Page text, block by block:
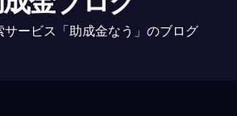
サービス「助成金なう」のブログ